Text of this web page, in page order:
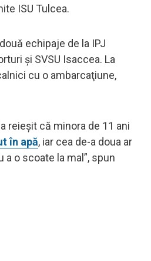
ISU Tulcea.
echipaje de la IPJ
şi SVSU Isaccea. La
cu o ambarcaţiune,
reieşit că minora de 11 ani
în apă, iar cea de-a doua ar
o scoate la mal”, spun